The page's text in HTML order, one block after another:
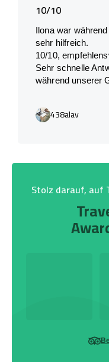
10/10
Ilona war
sehr hilfreich.
10/10,
Sehr schnelle
während unserer
438alav
Stolz darauf, auf